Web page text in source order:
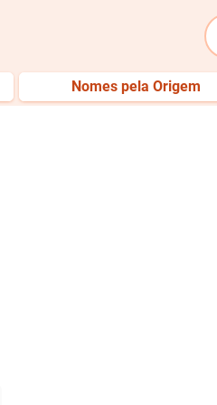
Nomes pela Origem